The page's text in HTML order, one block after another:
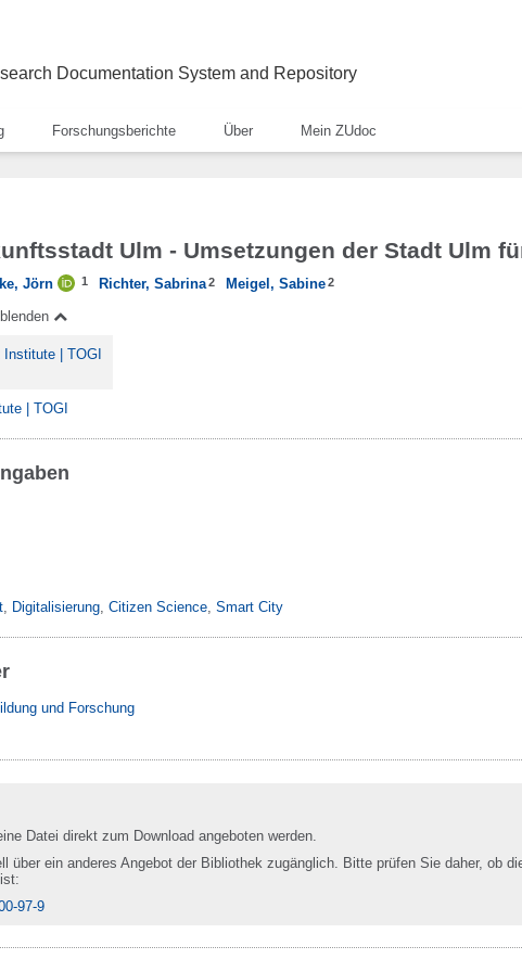
Documentation System and Repository
Forschungsberichte Über Mein ZUdoc
Ulm - Umsetzungen der Stadt Ulm
Jörn 1 Richter, Sabrina2 Meigel, Sabine2
| TOGI
| TOGI
, Digitalisierung, Citizen Science, Smart City
und Forschung
Datei direkt zum Download angeboten werden.
über ein anderes Angebot der Bibliothek zugänglich. Bitte prüfen Sie daher, ob
97-9